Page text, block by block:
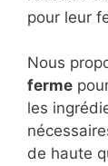
pour leur
Nous
ferme
les
de haute